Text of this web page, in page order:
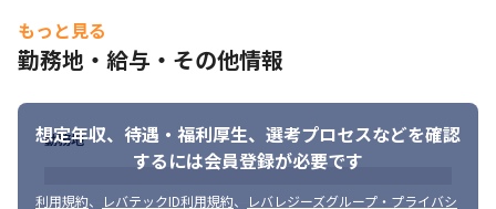
もっと見る
勤務地・給与・その他情報
想定年収、待遇・福利厚生、 選考プロセスなどを確認
するには会員登録が必要です
利用規約、 レバテックID利用規約、
レバレジーズグループ・プライバシ
勤務地